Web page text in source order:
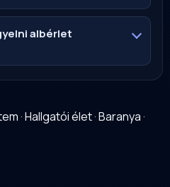
albérlet
·Hallgatói élet·Baranya·